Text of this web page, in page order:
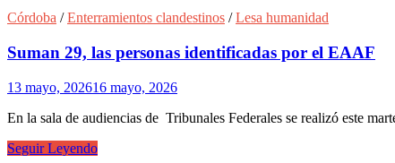
un
a
ordenar,
son
una
dignidad
reconocer
Córdoba /Enterramientos clandestinos /Lesa humanidad
Suman 29, las personas identificadas por el EAAF
13 mayo, 202616 mayo, 2026
En la sala de audiencias de Tribunales Federales se realizó este
Suman
Seguir Leyendo